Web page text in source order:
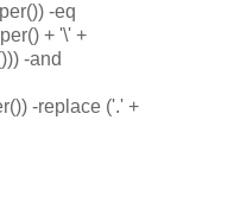
-eq
+ '\' +
-and
-replace ('.' +